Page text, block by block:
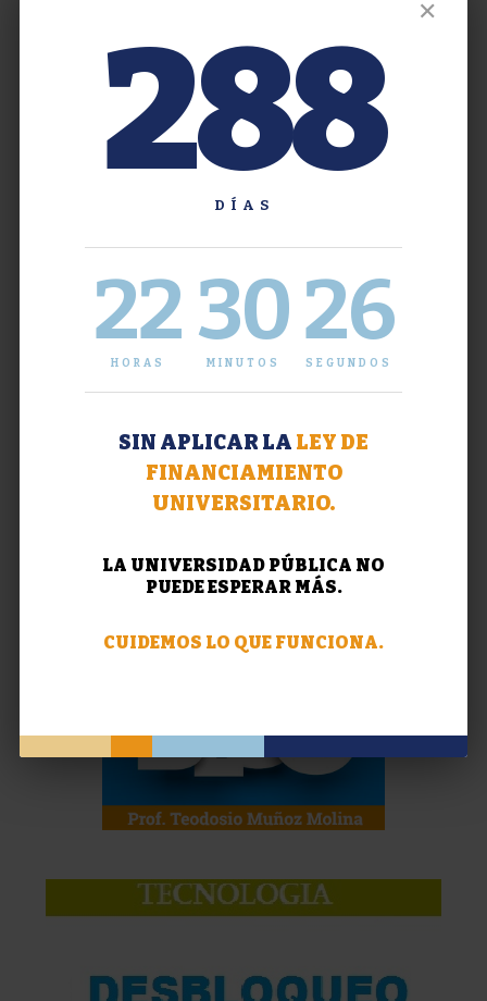
✕
288
DÍAS
22
HORAS
30
MINUTOS
27
SEGUNDOS
SIN APLICAR LA LEY DE
FINANCIAMIENTO
UNIVERSITARIO.
LA UNIVERSIDAD PÚBLICA NO
PUEDE ESPERAR MÁS.
CUIDEMOS LO QUE FUNCIONA.